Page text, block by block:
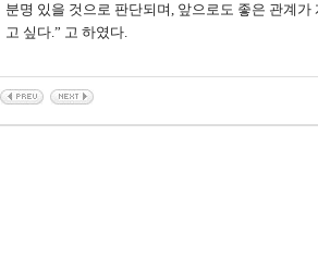
분명 있을 것으로 판단되며, 앞으로도 좋은 관계가
고 싶다.” 고 하였다.